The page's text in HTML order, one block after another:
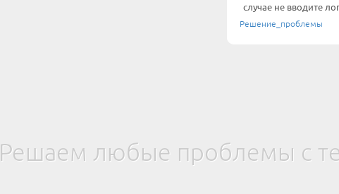
случае не вводите
Решение_проблемы
Решаем любые проблемы с